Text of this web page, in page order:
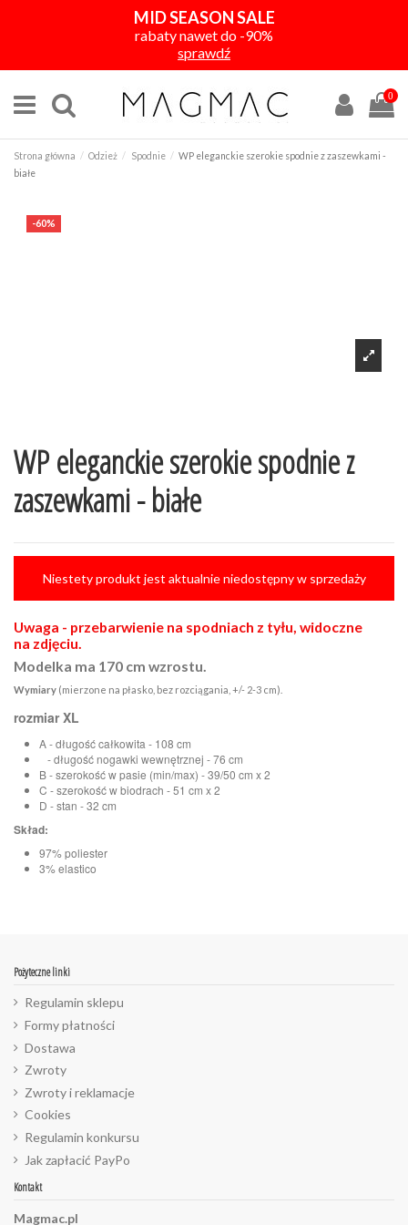
MID SEASON SALE
rabaty nawet do -90%
sprawdź
0
Strona główna Odzież Spodnie
WP eleganckie szerokie spodnie z zaszewkami -
białe
-60%
WP eleganckie szerokie spodnie z
zaszewkami - białe
Niestety produkt jest aktualnie niedostępny w sprzedaży
Uwaga - przebarwienie na spodniach z tyłu, widoczne
na zdjęciu.
Modelka ma 170 cm wzrostu.
Wymiary (mierzone na płasko, bez rozciągania, +/- 2-3 cm).
rozmiar XL
A - długość całkowita - 108 cm
- długość nogawki wewnętrznej - 76 cm
B - szerokość w pasie (min/max) - 39/50 cm x 2
C - szerokość w biodrach - 51 cm x 2
D - stan - 32 cm
Skład:
97% poliester
3% elastico
Pożyteczne linki
Regulamin sklepu
Formy płatności
Dostawa
Zwroty
Zwroty i reklamacje
Cookies
Regulamin konkursu
Jak zapłacić PayPo
Kontakt
Magmac.pl